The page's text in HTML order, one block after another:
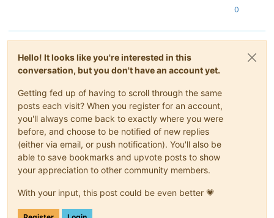
0
Hello! It looks like you're interested in this
conversation, but you don't have an account yet.
Getting fed up of having to scroll through the same
posts each visit? When you register for an account,
you'll always come back to exactly where you were
before, and choose to be notified of new replies
(either via email, or push notification). You'll also be
able to save bookmarks and upvote posts to show
your appreciation to other community members.
With your input, this post could be even better 💗